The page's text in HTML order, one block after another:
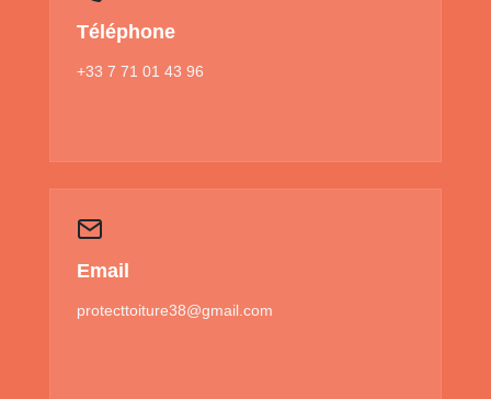
Téléphone
+33 7 71 01 43 96
Email
protecttoiture38@gmail.com